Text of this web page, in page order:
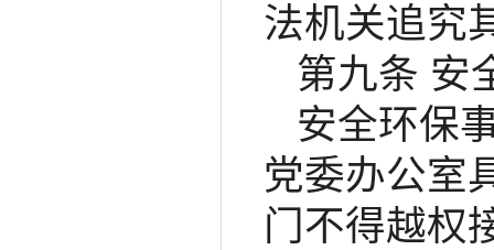
法机关追究
第九条 安
安全环保
党委办公室
门不得越权